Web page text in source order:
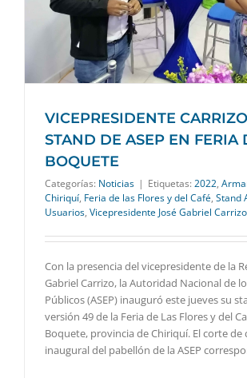
VICEPRESIDENTE
STAND DE ASEP EN FERIA
BOQUETE
Categorías: Noticias | Etiquetas: 2022,
Chiriquí, Feria de las Flores y del Café, Stand
Usuarios, Vicepresidente José Gabriel Carrizo
Con la presencia del vicepresidente de la
Gabriel Carrizo, la Autoridad Nacional de
Públicos (ASEP) inauguró este jueves su
versión 49 de la Feria de Las Flores y del
Boquete, provincia de Chiriquí. El corte de
inaugural del pabellón de la ASEP